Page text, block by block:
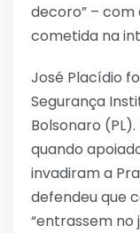
decoro” –
cometida na
José Placídio
Segurança
Bolsonaro
quando
invadiram a
defendeu que
“entrassem no